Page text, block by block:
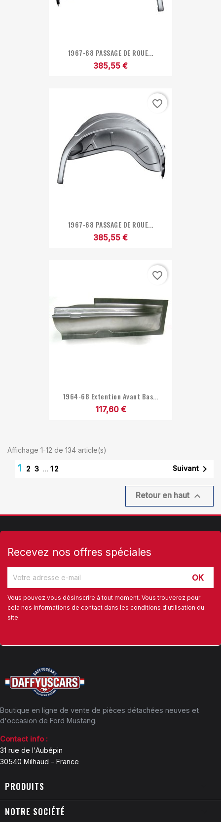
1967-68 PASSAGE DE ROUE...
385,55 €
1967-68 PASSAGE DE ROUE...
385,55 €
favorite_border
1964-68 Extention Avant Bas...
117,60 €
favorite_border
Affichage 1-12 de 134 article(s)
1 2 3 … 12 Suivant 
Retour en haut 
Recevez nos offres spéciales
Vous pouvez vous désinscrire à tout moment. Vous trouverez pour
cela nos informations de contact dans les conditions d'utilisation du
site.
Boutique en ligne de vente de pièces détachées neuves et
d'occasion de Ford Mustang.
Contact info :
31 rue de l'Aubépin
30540 Milhaud - France
PRODUITS
NOTRE SOCIÉTÉ